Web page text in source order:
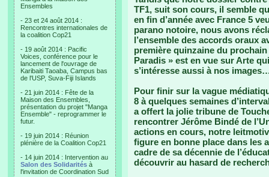
Ensembles
- 23 et 24 août 2014 :
Rencontres internationales de
la coalition Cop21
- 19 août 2014 : Pacific
Voices, conférence pour le
lancement de l'ouvrage de
Karibaiti Taoaba, Campus bas
de l'USP, Suva-Fiji Islands
- 21 juin 2014 : Fête de la
Maison des Ensembles,
présentation du projet "Manga
Ensemble" - reprogrammer le
futur.
- 19 juin 2014 : Réunion
plénière de la Coalition Cop21
- 14 juin 2014 : Intervention au
Salon des Solidarités à
l'invitation de Coordination Sud
TF1, suit son cours, il semble
en fin d’année avec France 5
parano notoire, nous avons
l’ensemble des accords oraux
première quinzaine du
Paradis » est en vue sur Arte
s’intéresse aussi à nos
Pour finir sur la vague
8 à quelques semaines
a offert la jolie tribune de
rencontrer Jérôme Bindé de
actions en cours, notre
figure en bonne place dans les
cadre de sa décennie de
découvrir au hasard de